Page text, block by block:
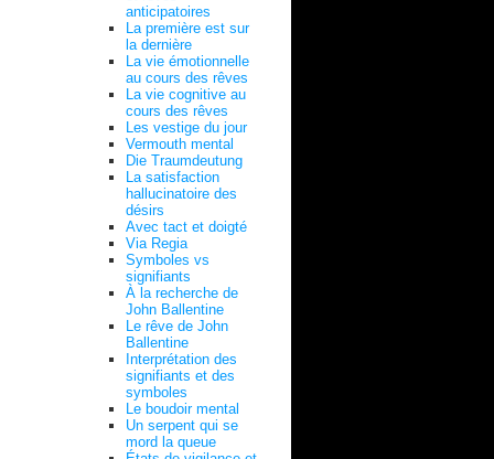
anticipatoires
La première est sur
la dernière
La vie émotionnelle
au cours des rêves
La vie cognitive au
cours des rêves
Les vestige du jour
Vermouth mental
Die Traumdeutung
La satisfaction
hallucinatoire des
désirs
Avec tact et doigté
Via Regia
Symboles vs
signifiants
À la recherche de
John Ballentine
Le rêve de John
Ballentine
Interprétation des
signifiants et des
symboles
Le boudoir mental
Un serpent qui se
mord la queue